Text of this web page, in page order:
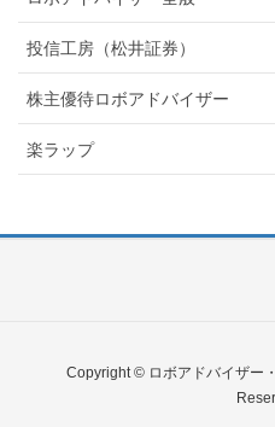
投信工房（松井証券）
株主優待ロボアドバイザー
楽ラップ
Copyright © ロボアドバイザー